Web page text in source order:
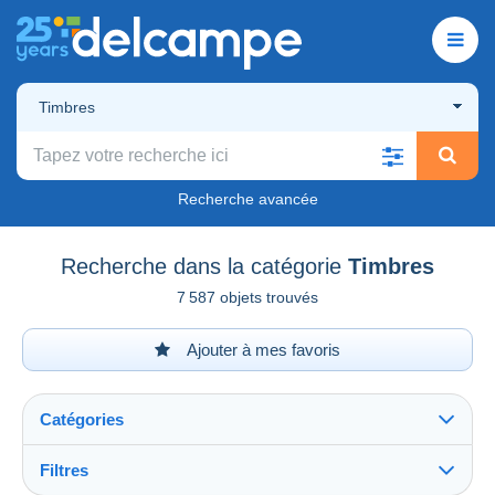
Timbres
Recherche avancée
Recherche dans la catégorie Timbres
7 587 objets trouvés
Ajouter à mes favoris
Catégories
Filtres